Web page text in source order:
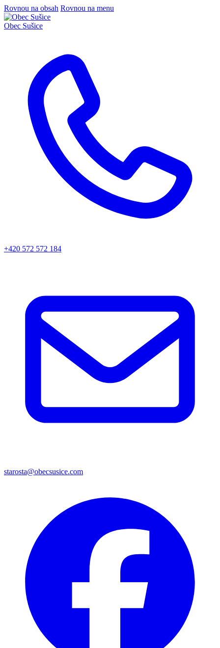
Rovnou na obsah Rovnou na menu
Obec Sušice
+420 572 572 184
starosta@obecsusice.com